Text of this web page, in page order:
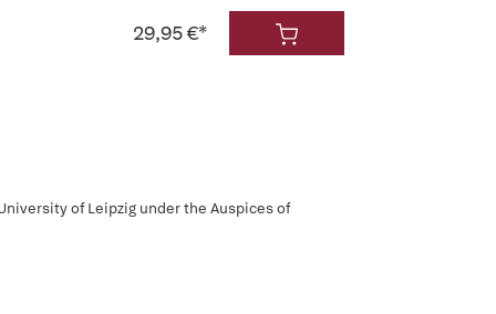
29,95 €*
of Leipzig under the Auspices of